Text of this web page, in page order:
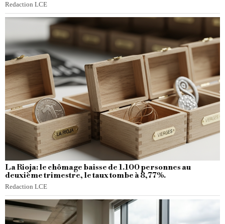
Redaction LCE
La Rioja: le chômage baisse de 1.100 personnes au
deuxième trimestre, le taux tombe à 8,77%.
Redaction LCE